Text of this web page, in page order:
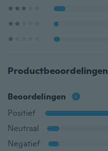
Productbeoordelingen
Beoordelingen
Positief
Neutraal
Negatief